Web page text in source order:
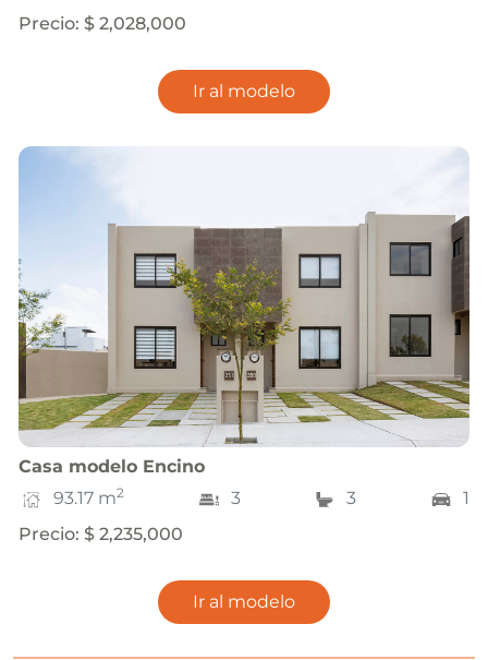
Precio: $ 2,028,000
Ir al modelo
Casa modelo Encino
93.17 m2 3 3
1
Precio: $ 2,235,000
Ir al modelo